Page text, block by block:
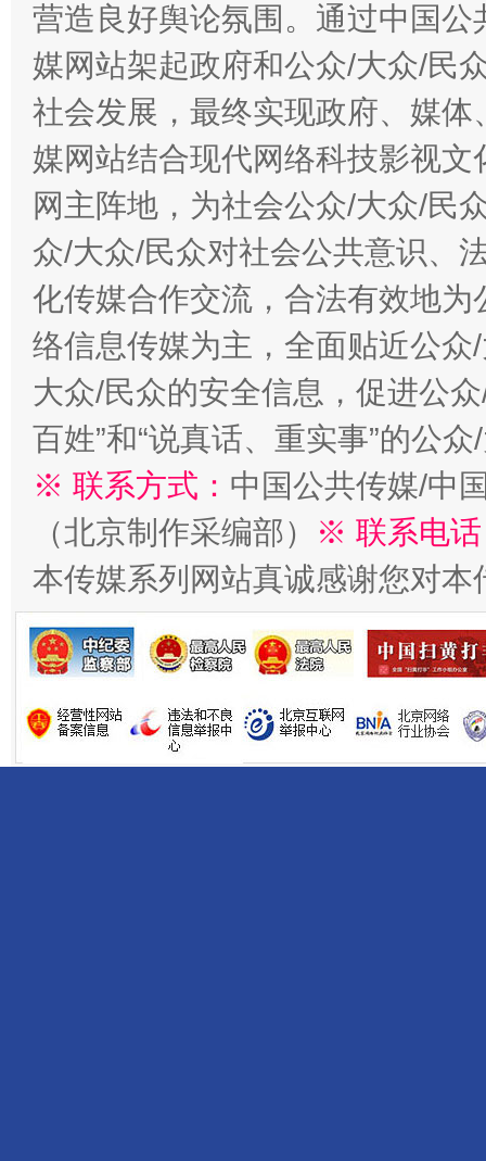
一纸欠条伤亲情 巡回调解促和解..
法徽映军营 权益有保障
营造良好舆论氛围。通过中国
媒网站架起政府和公众/大众/民
社会发展，最终实现政府、媒
媒网站结合现代网络科技影视
网主阵地，为社会公众/大众/民
众/大众/民众对社会公共意识、
化传媒合作交流，合法有效地
络信息传媒为主，全面贴近公
大众/民众的安全信息，促进公
百姓”和“说真话、重实事”的公
※ 联系方式： 中国公共传媒/中
（北京制作采编部）
※ 联系电
本传媒系列网站真诚感谢您对